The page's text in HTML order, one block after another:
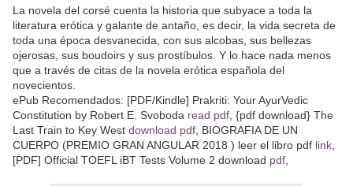
La novela del corsé cuenta la historia que subyace a toda la
literatura erótica y galante de antaño, es decir, la vida secreta de
toda una época desvanecida, con sus alcobas, sus bellezas
ojerosas, sus boudoirs y sus prostíbulos. Y lo hace nada menos
que a través de citas de la novela erótica española del
novecientos.
ePub Recomendados: [PDF/Kindle] Prakriti: Your AyurVedic
Constitution by Robert E. Svoboda read pdf , {pdf download} The
Last Train to Key West download pdf , BIOGRAFIA DE UN
CUERPO (PREMIO GRAN ANGULAR 2018 ) leer el libro pdf link
[PDF] Official TOEFL iBT Tests Volume 2 download pdf